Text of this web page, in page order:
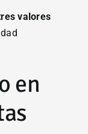
valores
en